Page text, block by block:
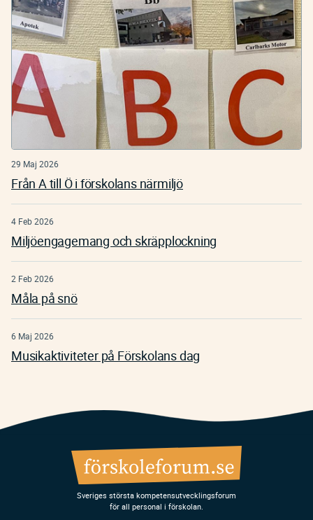
29 Maj 2026
Från A till Ö i förskolans närmiljö
4 Feb 2026
Miljöengagemang och skräpplockning
2 Feb 2026
Måla på snö
6 Maj 2026
Musikaktiviteter på Förskolans dag
Sveriges största kompetensutvecklingsforum
för all personal i förskolan.